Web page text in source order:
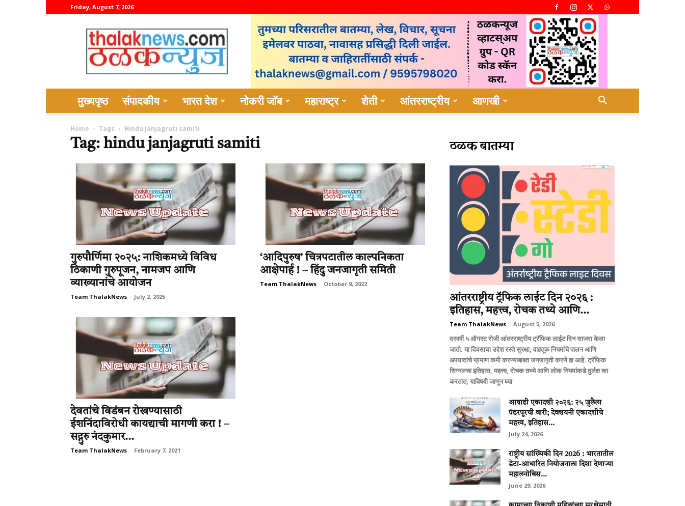
Friday, August 7, 2026
thalaknews
मुख्यपृष्ठ संपादकीय भारत देश नोकरी जॉब महाराष्ट्र शेती आंतरराष्ट्रीय आणखी
Home Tags Hindu janjagruti samiti
Tag: hindu janjagruti samiti
गुरुपौर्णिमा २०२५: नाशिकमध्ये विविध
ठिकाणी गुरुपूजन, नामजप आणि
व्याख्यानांचे आयोजन
Team ThalakNews - July 2, 2025
‘आदिपुरुष’ चित्रपटातील काल्पनिकता
आक्षेपार्ह ! – हिंदु जनजागृती समिती
Team ThalakNews - October 9, 2022
देवतांचे विडंबन रोखण्यासाठी
ईशनिंदाविरोधी कायद्याची मागणी करा ! –
सद्गुरु नंदकुमार...
Team ThalakNews - February 7, 2021
ठळक बातम्या
आंतरराष्ट्रीय ट्रॅफिक लाईट दिन २०२६ :
इतिहास, महत्त्व, रोचक तथ्ये आणि...
Team ThalakNews - August 5, 2026
दरवर्षी ५ ऑगस्ट रोजी आंतरराष्ट्रीय ट्रॅफिक लाईट दिन साजरा केला
जातो. या दिवसाचा उद्देश रस्ते सुरक्षा, वाहतूक नियमांचे पालन आणि
अपघातांचे प्रमाण कमी करण्याबाबत जनजागृती करणे हा आहे. ट्रॅफिक
सिग्नलचा इतिहास, महत्त्व, रोचक तथ्ये आणि लोक नियमांकडे दुर्लक्ष का
करतात, याविषयी जाणून घ्या
आषाढी एकादशी २०२६: २५ जुलैला
पंढरपूरची वारी; देवशयनी एकादशीचे
महत्त्व, इतिहास...
July 24, 2026
राष्ट्रीय सांख्यिकी दिन 2026 : भारतातील
डेटा-आधारित नियोजनाला दिशा देणाऱ्या
महालनोबिस...
June 29, 2026